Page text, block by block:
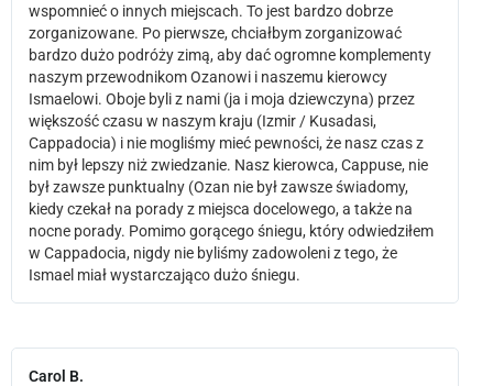
wspomnieć o innych miejscach. To jest bardzo dobrze
zorganizowane. Po pierwsze, chciałbym zorganizować
bardzo dużo podróży zimą, aby dać ogromne komplementy
naszym przewodnikom Ozanowi i naszemu kierowcy
Ismaelowi. Oboje byli z nami (ja i moja dziewczyna) przez
większość czasu w naszym kraju (Izmir / Kusadasi,
Cappadocia) i nie mogliśmy mieć pewności, że nasz czas z
nim był lepszy niż zwiedzanie. Nasz kierowca, Cappuse, nie
był zawsze punktualny (Ozan nie był zawsze świadomy,
kiedy czekał na porady z miejsca docelowego, a także na
nocne porady. Pomimo gorącego śniegu, który odwiedziłem
w Cappadocia, nigdy nie byliśmy zadowoleni z tego, że
Ismael miał wystarczająco dużo śniegu.
Carol B.